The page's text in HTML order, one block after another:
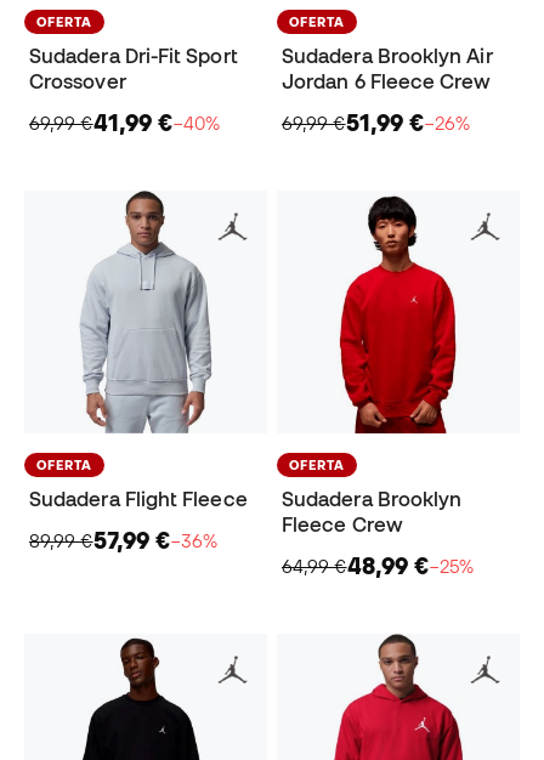
OFERTA
Sudadera Dri-Fit Sport
Crossover
69,99 €41,99 €−40%
OFERTA
Sudadera Brooklyn Air
Jordan 6 Fleece Crew
69,99 €51,99 €−26%
OFERTA
Sudadera Flight Fleece
89,99 €57,99 €−36%
OFERTA
Sudadera Brooklyn
Fleece Crew
64,99 €48,99 €−25%